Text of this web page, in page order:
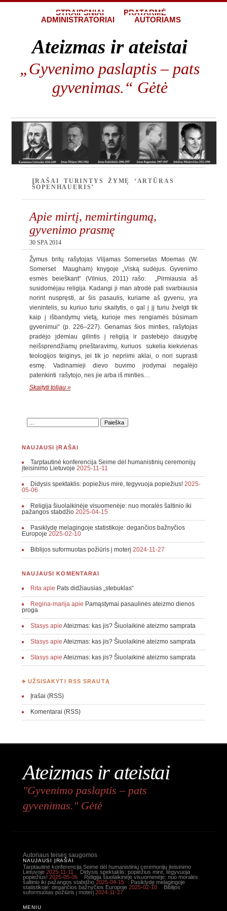
STRAIPSNIAI
PRATARMĖ
ADMINISTRATORIAI
AUTORIAMS
Ateizmas ir ateistai
„Gyvenimo paslaptis – pats
gyvenimas.“ Gėtė
ĮRAŠAI TURINTYS ŽYMĘ ‘ARTŪRAS
ŠOPENHAUERIS’
Apie mirtį, nemirtingumą,
gyvenimo prasmę
30 SPA 2014
Žymus britų rašytojas Viljamas Somersetas Moemas (W.
Somerset Maugham) knygoje „Viską sudėjus. Gyvenimo
esmės beieškant“ (Vilnius, 2011) rašo: „Pirmiausia aš
susidomėjau religija. Kadangi ji man atrodė pati svarbiausia
norint nuspręsti, ar šis pasaulis, kuriame aš gyvenu, yra
vienintelis, su kuriuo turiu skaitytis, o gal į jį turiu žvelgti tik
kaip į išbandymų vietą, kurioje mes rengiamės būsimam
gyvenimui“ (p. 226–227). Genamas šios minties, rašytojas
pradėjo įdėmiau gilintis į religiją ir pastebėjo daugybę
neišsprendžiamų prieštaravimų, kuriuos sukelia kiekvienas
teologijos teiginys, jei tik jo nepriimi aklai, o nori suprasti
esmę. Vadinamieji dievo buvimo įrodymai negalėjo
patenkinti rašytojo, nes jie arba iš minties…
Skaityti toliau »
NAUJAUSI ĮRAŠAI
Tarptautinė konferencija Seime dėl humanistinių ceremonijų
įteisinimo Lietuvoje 2025-11-11
Didysis spektaklis: popiežius mirė, tegyvuoja popiežius! 2025-
05-06
Religija šiuolaikinėje visuomenėje: nuo moralės šaltinio iki
pažangos stabdžio 2025-04-15
Pasiklydę melagingoje statistikoje: degančios bažnyčios
Europoje 2025-02-10
Biblijos suformuotas požiūris į moterį 2024-11-27
NAUJAUSI KOMENTARAI
Ritaapie Pats didžiausias „stebuklas“
Regina-marijaapie Pamąstymai pasaulinės ateizmo dienos
proga
Stasysapie Ateizmas: kas jis? Šiuolaikinė ateizmo samprata
Stasysapie Ateizmas: kas jis? Šiuolaikinė ateizmo samprata
Stasysapie Ateizmas: kas jis? Šiuolaikinė ateizmo samprata
♣ UŽSISAKYTI RSS SRAUTĄ
Įrašai (RSS)
Komentarai (RSS)
Ateizmas ir ateistai
"Gyvenimo paslaptis – pats
gyvenimas." Gėtė
Autoriaus teisės saugomos
NAUJAUSI ĮRAŠAI
Tarptautinė konferencija Seime dėl humanistinių ceremonijų įteisinimo
Lietuvoje 2025-11-11
Didysis spektaklis: popiežius mirė, tegyvuoja
popiežius! 2025-05-06
Religija šiuolaikinėje visuomenėje: nuo moralės
šaltinio iki pažangos stabdžio 2025-04-15
Pasiklydę melagingoje
statistikoje: degančios bažnyčios Europoje 2025-02-10
Biblijos
suformuotas požiūris į moterį 2024-11-27
MENIU